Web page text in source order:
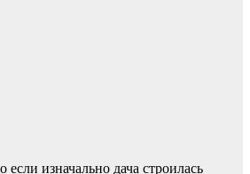
изначально дача строилась